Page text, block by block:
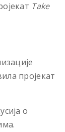
Take
пројекат
о